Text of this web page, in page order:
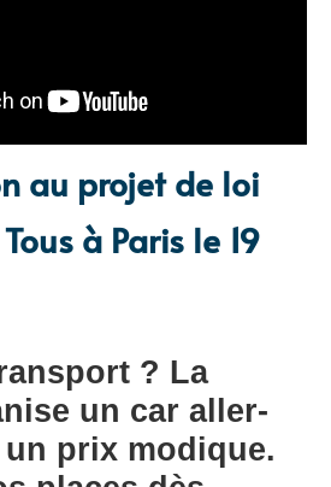
au projet de loi
Tous à Paris le 19
? La
un car aller-
prix modique.